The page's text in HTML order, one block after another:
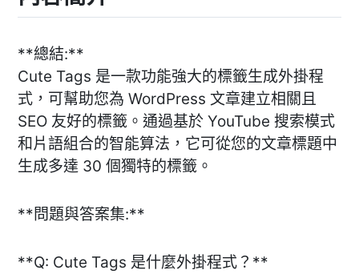
**總結:**
Cute Tags 是一款功能強大的標籤生成外掛程
式，可幫助您為 WordPress 文章建立相關且
SEO 友好的標籤。通過基於 YouTube 搜索模式
和片語組合的智能算法，它可從您的文章標題中
生成多達 30 個獨特的標籤。
**問題與答案集:**
**Q: Cute Tags 是什麼外掛程式？**